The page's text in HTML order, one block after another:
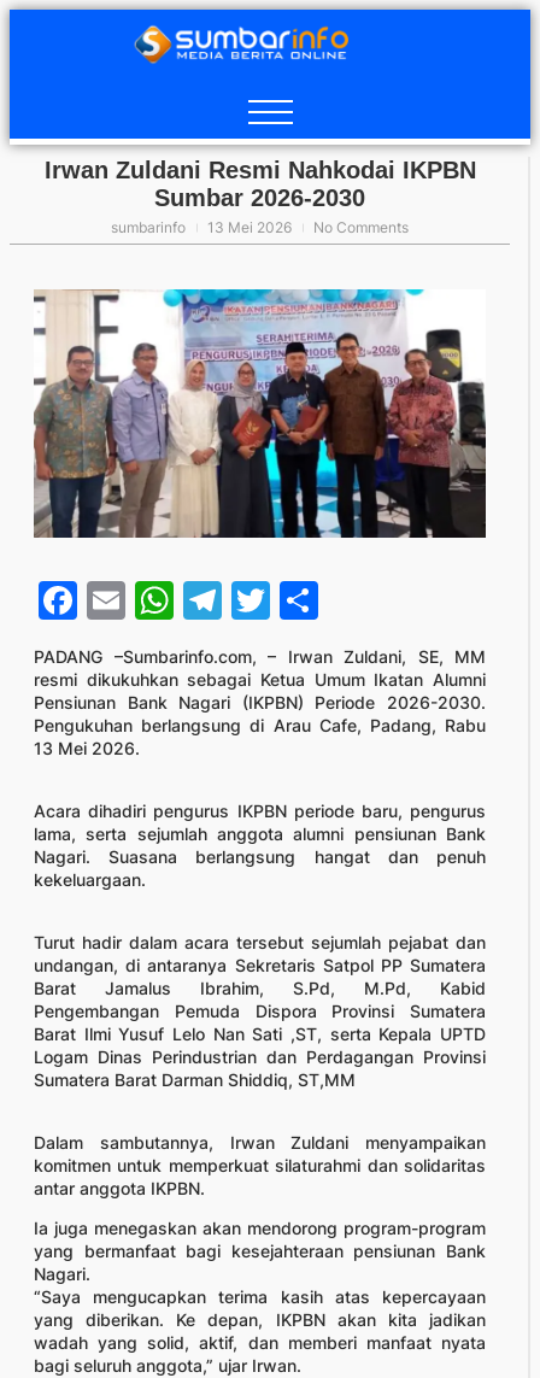
Irwan Zuldani Resmi Nahkodai IKPBN
Sumbar 2026-2030
sumbarinfo 13 Mei 2026 No Comments
Facebook
EmailWhatsApp
Telegram
Twitter
PADANG –Sumbarinfo.com, – Irwan Zuldani, SE, MM
resmi dikukuhkan sebagai Ketua Umum Ikatan Alumni
Pensiunan Bank Nagari (IKPBN) Periode 2026-2030.
Pengukuhan berlangsung di Arau Cafe, Padang, Rabu
13 Mei 2026.
Acara dihadiri pengurus IKPBN periode baru, pengurus
lama, serta sejumlah anggota alumni pensiunan Bank
Nagari. Suasana berlangsung hangat dan penuh
kekeluargaan.
Turut hadir dalam acara tersebut sejumlah pejabat dan
undangan, di antaranya Sekretaris Satpol PP Sumatera
Barat Jamalus Ibrahim, S.Pd, M.Pd, Kabid
Pengembangan Pemuda Dispora Provinsi Sumatera
Barat Ilmi Yusuf Lelo Nan Sati ,ST, serta Kepala UPTD
Logam Dinas Perindustrian dan Perdagangan Provinsi
Sumatera Barat Darman Shiddiq, ST,MM
Dalam sambutannya, Irwan Zuldani menyampaikan
komitmen untuk memperkuat silaturahmi dan solidaritas
antar anggota IKPBN.
Ia juga menegaskan akan mendorong program-program
yang bermanfaat bagi kesejahteraan pensiunan Bank
Nagari.
“Saya mengucapkan terima kasih atas kepercayaan
yang diberikan. Ke depan, IKPBN akan kita jadikan
wadah yang solid, aktif, dan memberi manfaat nyata
bagi seluruh anggota,” ujar Irwan.